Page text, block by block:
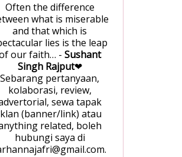
Often the difference
what is miserable
and that which is
lies is the leap
our faith… - Sushant
Singh Rajput❤
Sebarang pertanyaan,
kolaborasi, review,
sewa tapak
(banner/link) atau
related, boleh
hubungi saya di